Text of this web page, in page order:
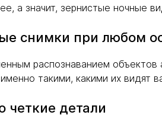
а значит, зернистые ночные
снимки при любом
распознаванием
такими, какими их видят
четкие детали